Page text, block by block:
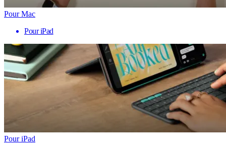
Pour Mac
Pour iPad
Pour iPad